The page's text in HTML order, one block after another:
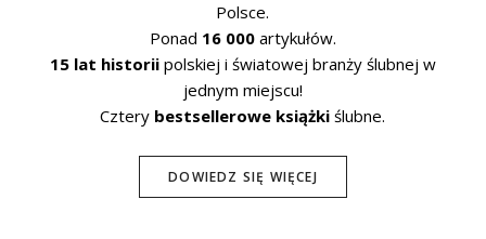
Polsce.
Ponad 16 000artykułów.
15 lat historiipolskiej i światowej branży ślubnej w
jednym miejscu!
Cztery bestsellerowe książki ślubne.
DOWIEDZ SIĘ WIĘCEJ